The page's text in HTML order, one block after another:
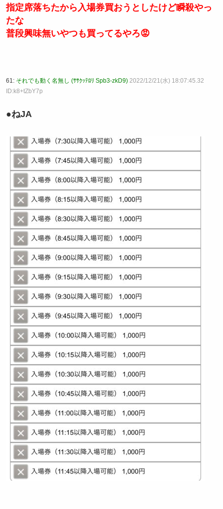
指定席落ちたから入場券買おうとしたけど瞬殺やっ
たな
普段興味無いやつも買ってるやろ😡
61: それでも動く名無し (ｻｻｸｯﾃﾛﾘ Spb3-zkD9) 2022/12/21(水) 18:07:45.32
ID:k8+tZbY7p
●ねJA